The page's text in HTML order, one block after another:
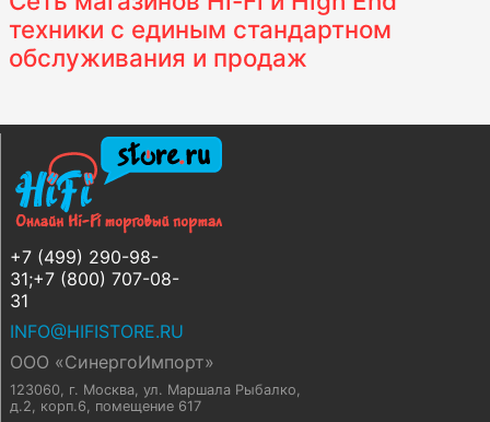
техники с единым стандартном
обслуживания и продаж
+7 (499) 290-98-
31;+7 (800) 707-08-
31
INFO@HIFISTORE.RU
ООО «СинергоИмпорт»
123060, г. Москва, ул. Маршала Рыбалко,
д.2, корп.6, помещение 617